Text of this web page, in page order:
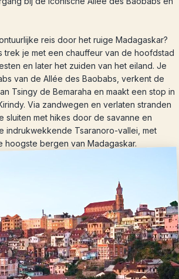
reis door het ruige Madagaskar?
trek je met een chauffeur van de hoofdstad
en later het zuiden van het eiland. Je
van de Allée des Baobabs, verkent de
Tsingy de Bemaraha en maakt een stop in
Via zandwegen en verlaten stranden
sluiten met hikes door de savanne en
indrukwekkende Tsaranoro-vallei, met
hoogste bergen van Madagaskar.